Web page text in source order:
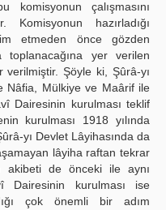
çalışmasını
Komisyonun hazırladığı
etmeden önce gözden
yer verilen
Şöyle ki, Şûrâ-yı
Nâfia, Mülkiye ve Maârif ile
Dairesinin kurulması teklif
kurulması 1918 yılında
yı Devlet Lâyihasında da
lâyiha raftan tekrar
akibeti de önceki ile aynı
Dairesinin kurulması ise
çok önemli bir adım